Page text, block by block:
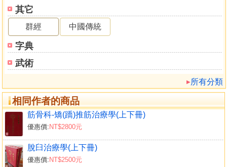
其它
群經 中國傳統
字典
武術
所有分類
相同作者的商品
筋骨科-矯(蹻)推筋治療學(上下冊)
優惠價: NT$2800元
脫臼治療學(上下冊)
優惠價: NT$2500元